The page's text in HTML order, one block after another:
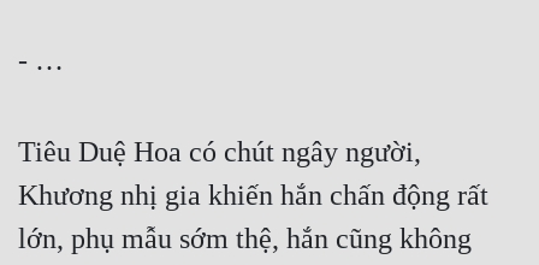
- …
Tiêu Duệ Hoa có chút ngây người,
Khương nhị gia khiến hắn chấn động rất
lớn, phụ mẫu sớm thệ, hắn cũng không